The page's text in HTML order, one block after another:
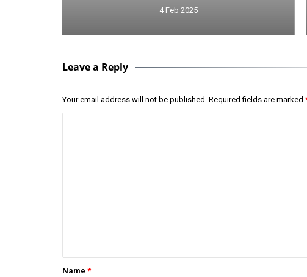
4 Feb 2025
Leave a Reply
Your email address will not be published. Required fields are marked
Name *